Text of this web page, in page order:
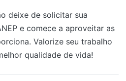
deixe de solicitar sua
e comece a aproveitar as
Valorize seu trabalho
qualidade de vida!